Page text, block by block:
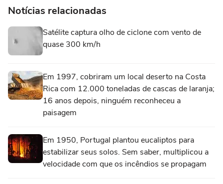
Notícias relacionadas
Satélite captura olho de ciclone com vento de
quase 300 km/h
Em 1997, cobriram um local deserto na Costa
Rica com 12.000 toneladas de cascas de laranja;
16 anos depois, ninguém reconheceu a
paisagem
Em 1950, Portugal plantou eucaliptos para
estabilizar seus solos. Sem saber, multiplicou a
velocidade com que os incêndios se propagam